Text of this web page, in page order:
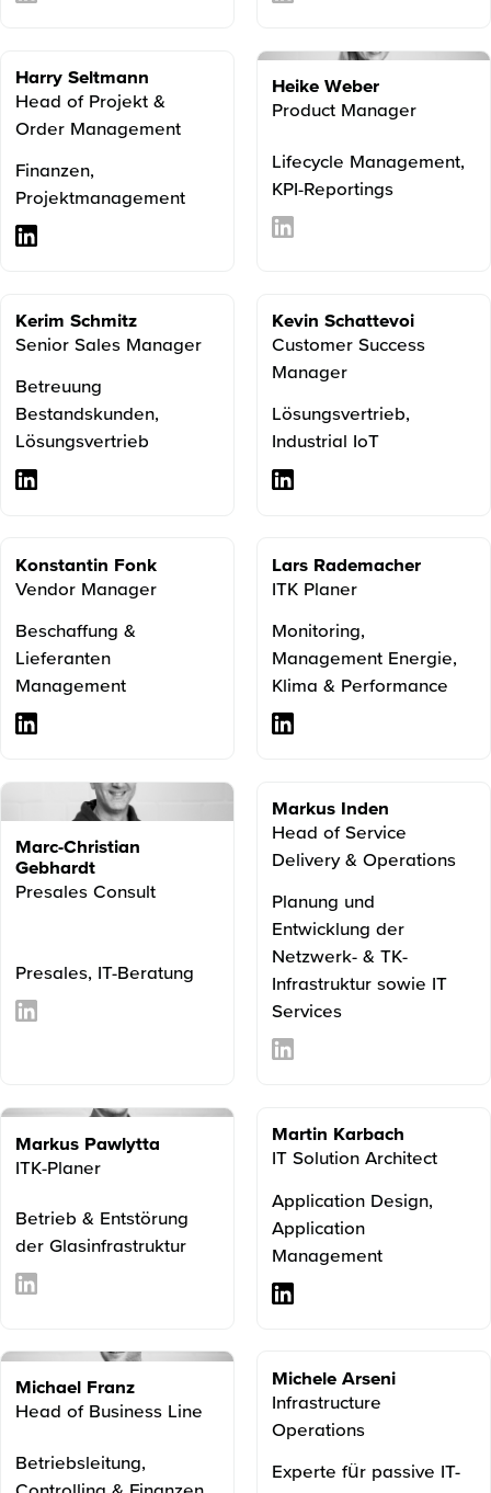
Harry Seltmann
Head of Projekt &
Order Management
Finanzen,
Projektmanagement
Heike Weber
Product Manager
Lifecycle Management,
KPI-Reportings
Kerim Schmitz
Senior Sales Manager
Betreuung
Bestandskunden,
Lösungsvertrieb
Kevin Schattevoi
Customer Success
Manager
Lösungsvertrieb,
Industrial IoT
Konstantin Fonk
Vendor Manager
Beschaffung &
Lieferanten
Management
Lars Rademacher
ITK Planer
Monitoring,
Management Energie,
Klima & Performance
Marc-Christian
Gebhardt
Presales Consult
Presales, IT-Beratung
Markus Inden
Head of Service
Delivery & Operations
Planung und
Entwicklung der
Netzwerk- & TK-
Infrastruktur sowie IT
Services
Markus Pawlytta
ITK-Planer
Betrieb & Entstörung
der Glasinfrastruktur
Martin Karbach
IT Solution Architect
Application Design,
Application
Management
Michael Franz
Head of Business Line
Betriebsleitung,
Controlling & Finanzen
Michele Arseni
Infrastructure
Operations
Experte für passive IT-